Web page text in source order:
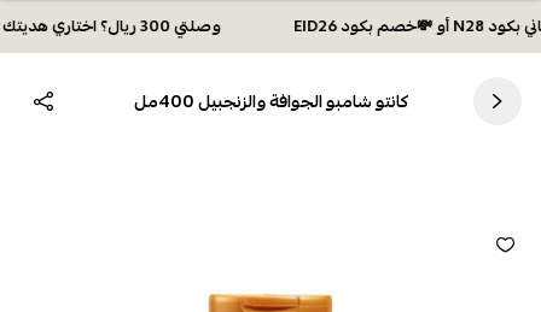
وصلتي 300 ريال؟ اختاري هديتك :🏍 شحن مجاني بكود N28 أو 💸خصم بكود EID26
كانتو شامبو الجوافة والزنجبيل 400مل